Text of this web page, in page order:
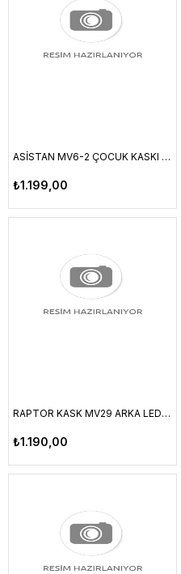
ASİSTAN MV6-2 ÇOCUK KASKI PEMBE XS
₺1.199,00
RAPTOR KASK MV29 ARKA LED LAMBALI FILELI SIYAH/KIRMIZI XL BEDEN
₺1.190,00